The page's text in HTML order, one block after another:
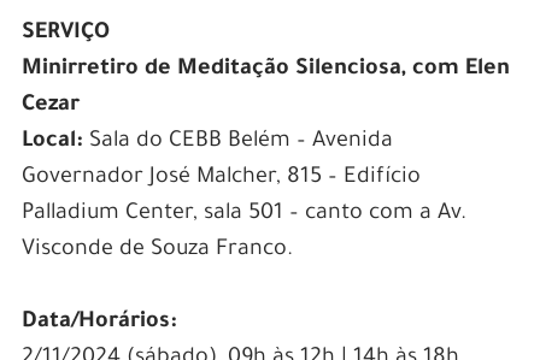
SERVIÇO
Minirretiro de Meditação Silenciosa, com Elen
Cezar
Local: Sala do CEBB Belém – Avenida
Governador José Malcher, 815 – Edifício
Palladium Center, sala 501 – canto com a Av.
Visconde de Souza Franco.
Data/Horários: